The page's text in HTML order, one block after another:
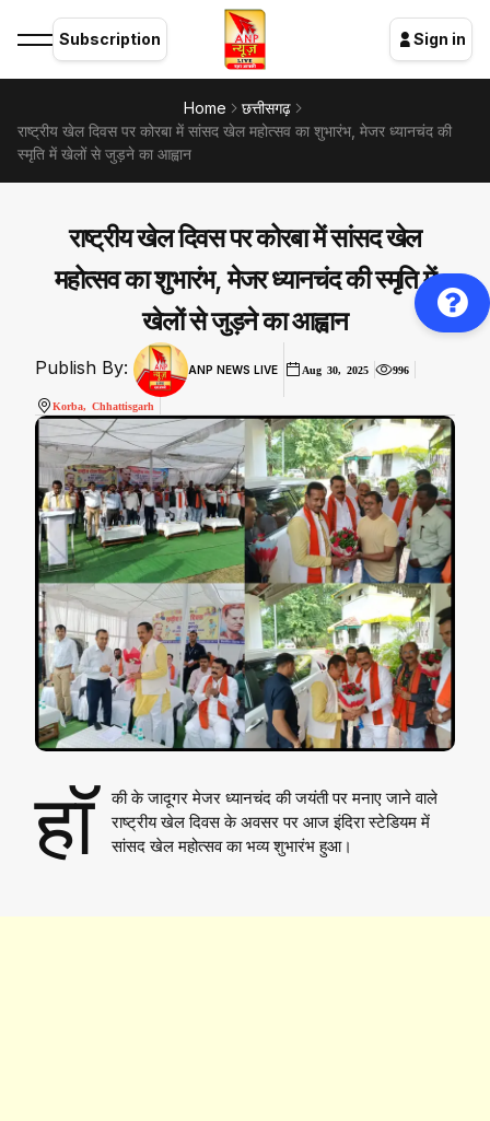
Subscription Sign in
Home
छत्तीसगढ़
राष्ट्रीय खेल दिवस पर कोरबा में सांसद खेल महोत्सव का शुभारंभ, मेजर ध्यानचंद की
स्मृति में खेलों से जुड़ने का आह्वान
राष्ट्रीय खेल दिवस पर कोरबा में सांसद खेल
महोत्सव का शुभारंभ, मेजर ध्यानचंद की स्मृति में
खेलों से जुड़ने का आह्वान
Publish By: ANP NEWS LIVE Aug 30, 2025 996
Korba, Chhattisgarh
हॉ
की के जादूगर मेजर ध्यानचंद की जयंती पर मनाए जाने वाले
राष्ट्रीय खेल दिवस के अवसर पर आज इंदिरा स्टेडियम में
सांसद खेल महोत्सव का भव्य शुभारंभ हुआ।